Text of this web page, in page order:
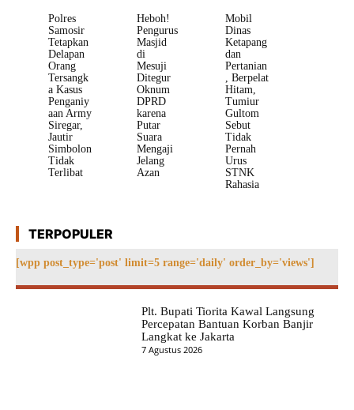
Polres
Samosir
Tetapkan
Delapan
Orang
Tersangk
a Kasus
Penganiy
aan Army
Siregar,
Jautir
Simbolon
Tidak
Terlibat
Heboh!
Pengurus
Masjid
di
Mesuji
Ditegur
Oknum
DPRD
karena
Putar
Suara
Mengaji
Jelang
Azan
Mobil
Dinas
Ketapang
dan
Pertanian
, Berpelat
Hitam,
Tumiur
Gultom
Sebut
Tidak
Pernah
Urus
STNK
Rahasia
TERPOPULER
[wpp post_type='post' limit=5 range='daily' order_by='views']
Plt. Bupati Tiorita Kawal Langsung
Percepatan Bantuan Korban Banjir
Langkat ke Jakarta
7 Agustus 2026